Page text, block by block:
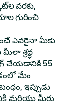
వరకు,
గురించి
ఎవరైనా మీకు
శ్రద్ధ
చేయడానికి 55
మేం
ఇప్పుడు
మరియు మీరు